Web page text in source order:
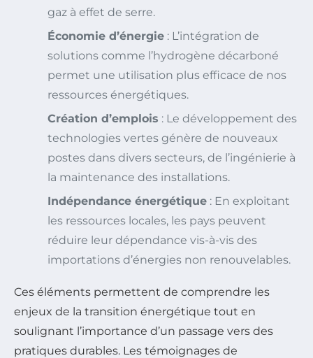
gaz à effet de serre.
Économie d’énergie : L’intégration de
solutions comme l’hydrogène décarboné
permet une utilisation plus efficace de nos
ressources énergétiques.
Création d’emplois : Le développement des
technologies vertes génère de nouveaux
postes dans divers secteurs, de l’ingénierie à
la maintenance des installations.
Indépendance énergétique : En exploitant
les ressources locales, les pays peuvent
réduire leur dépendance vis-à-vis des
importations d’énergies non renouvelables.
Ces éléments permettent de comprendre les
enjeux de la transition énergétique tout en
soulignant l’importance d’un passage vers des
pratiques durables. Les témoignages de